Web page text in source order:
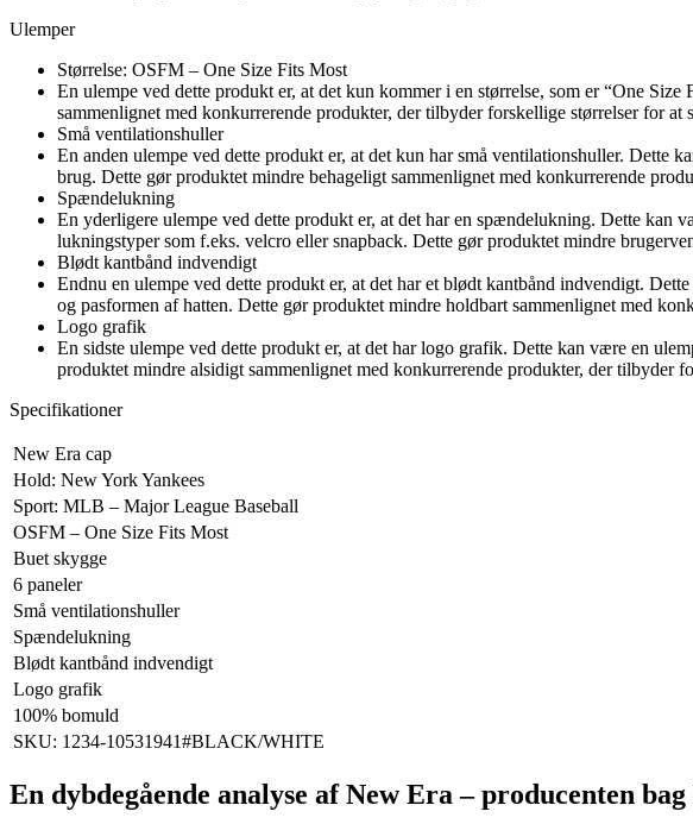
Ulemper
Størrelse: OSFM – One Size Fits Most
En ulempe ved dette produkt er, at det kun kommer i en størrelse, som er “One
sammenlignet med konkurrerende produkter, der tilbyder forskellige størrelser for at
Små ventilationshuller
En anden ulempe ved dette produkt er, at det kun har små ventilationshuller.
brug. Dette gør produktet mindre behageligt sammenlignet med konkurrerende
Spændelukning
En yderligere ulempe ved dette produkt er, at det har en spændelukning. Dette kan
lukningstyper som f.eks. velcro eller snapback. Dette gør produktet mindre
Blødt kantbånd indvendigt
Endnu en ulempe ved dette produkt er, at det har et blødt kantbånd indvendigt.
og pasformen af ​​hatten. Dette gør produktet mindre holdbart sammenlignet med
Logo grafik
En sidste ulempe ved dette produkt er, at det har logo grafik. Dette kan være en
produktet mindre alsidigt sammenlignet med konkurrerende produkter, der
Specifikationer
New Era cap
Hold: New York Yankees
Sport: MLB – Major League Baseball
OSFM – One Size Fits Most
Buet skygge
6 paneler
Små ventilationshuller
Spændelukning
Blødt kantbånd indvendigt
Logo grafik
100% bomuld
SKU: 1234-10531941#BLACK/WHITE
En dybdegående analyse af New Era – producenten